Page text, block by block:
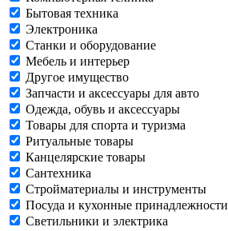
Бытовая техника
Электроника
Станки и оборудование
Мебель и интерьер
Другое имущество
Запчасти и аксессуары для авто
Одежда, обувь и аксессуары
Товары для спорта и туризма
Ритуальные товары
Канцелярские товары
Сантехника
Стройматериалы и инструменты
Посуда и кухонные принадлежности
Светильники и электрика